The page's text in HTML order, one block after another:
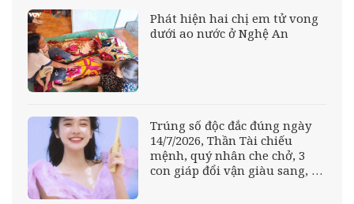
Phát hiện hai chị em tử vong
dưới ao nước ở Nghệ An
Trúng số độc đắc đúng ngày
14/7/2026, Thần Tài chiếu
mệnh, quý nhân che chở, 3
con giáp đổi vận giàu sang, sự